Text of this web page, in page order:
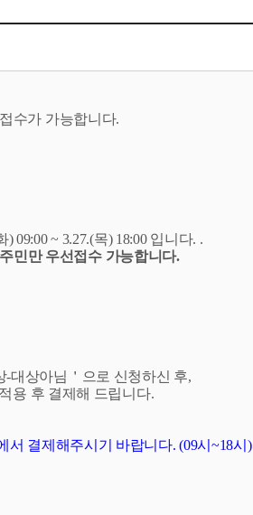
수가 가능합니다.
~ 3.27.(목) 18:00 입니다. .
민만 우선접수 가능합니다.
대상아님＇으로 신청하신 후,
용 후 결제해 드립니다.
결제해주시기 바랍니다. (09시~18시)